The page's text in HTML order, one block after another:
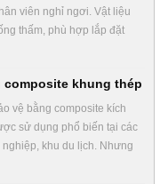
viên nghỉ ngơi. Vật liệu
thấm, phù hợp lắp đặt
composite khung thép
vệ bằng composite kích
sử dụng phổ biến tại các
khu du lịch. Nhưng